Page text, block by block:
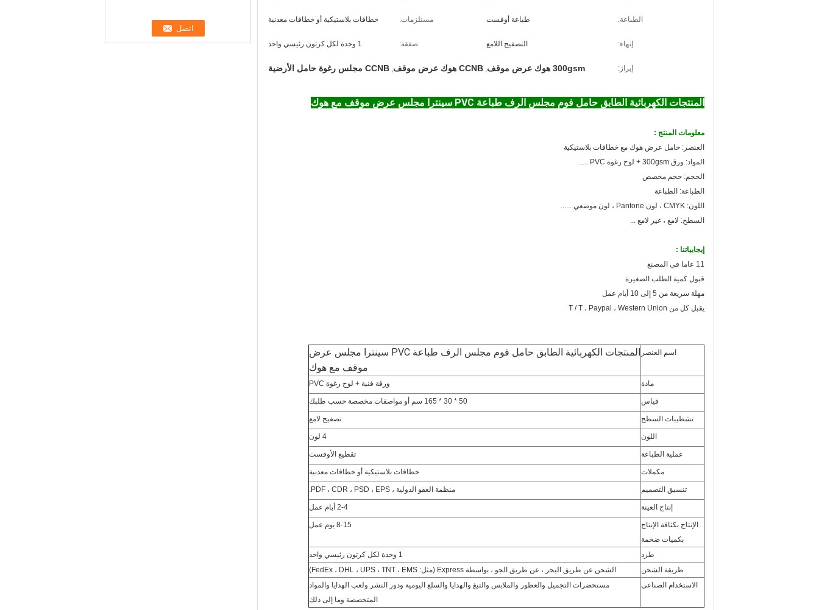
الطباعة: طباعة أوفست مستلزمات: خطافات بلاستيكية أو خطافات معدنية
إنهاء: التصفيح اللامع صفقة: 1 وحدة لكل كرتون رئيسي واحد
إبراز: 300gsm هوك عرض موقف , CCNB هوك عرض موقف , CCNB مجلس رغوة حامل الأرضية
المنتجات الكهربائية الطابق حامل فوم مجلس الرف طباعة PVC سينترا مجلس عرض موقف مع هوك
معلومات المنتج :
العنصر: حامل عرض هوك مع خطافات بلاستيكية
المواد: ورق 300gsm + لوح رغوة PVC ......
الحجم: حجم مخصص
الطباعة: الطباعة
اللون: CMYK ، لون Pantone ، لون موضعي ......
السطح: لامع ، غير لامع ...
إيجابياتنا :
11 عاما في المصنع
قبول كمية الطلب الصغيرة
مهلة سريعة من 5 إلى 10 أيام عمل
يقبل كل من T / T ، Paypal ، Western Union
اسم العنصر
المنتجات الكهربائية الطابق حامل فوم مجلس الرف طباعة PVC سينترا مجلس عرض
موقف مع هوك
مادة ورقة فنية + لوح رغوة PVC
قياس 50 * 30 * 165 سم أو مواصفات مخصصة حسب طلبك
تشطيبات السطح تصفيح لامع
اللون 4 لون
عملية الطباعة تقطيع الأوفست
مكملات خطافات بلاستيكية أو خطافات معدنية
تنسيق التصميم منظمة العفو الدولية ، PDF ، CDR ، PSD ، EPS.
إنتاج العينة 2-4 أيام عمل
الإنتاج بكثافة الإنتاج
بكميات ضخمة
8-15 يوم عمل
طرد
1 وحدة لكل كرتون رئيسي واحد
طريقة الشحن
الشحن عن طريق البحر ، عن طريق الجو ، بواسطة Express (مثل: FedEx ، DHL ، UPS ، TNT ، EMS)
الاستخدام الصناعى
مستحضرات التجميل والعطور والملابس والتبغ والهدايا والسلع اليومية ودور النشر ولعب الهدايا والمواد
المتخصصة وما إلى ذلك